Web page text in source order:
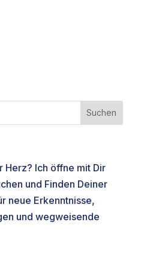
Herz? Ich öffne mit Dir
und Finden Deiner
neue Erkenntnisse,
und wegweisende